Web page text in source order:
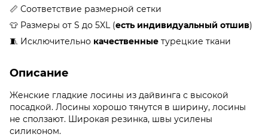
📏 Соответствие размерной сетки
👕 Размеры от S до 5XL (есть индивидуальный отшив)
🧵 Исключительно качественные турецкие ткани
Описание
Женские гладкие лосины из дайвинга с высокой
посадкой. Лосины хорошо тянутся в ширину, лосины
не сползают. Широкая резинка, швы усилены
силиконом.